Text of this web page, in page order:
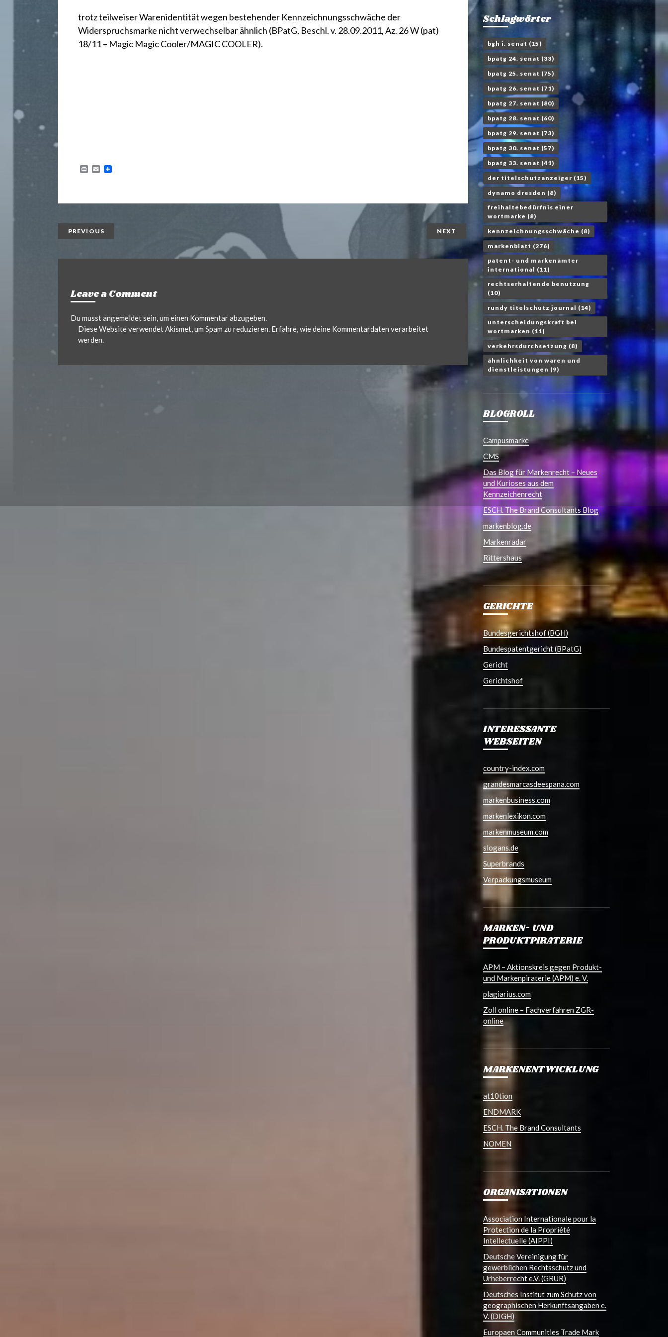
d
trotz teilweiser Warenidentität wegen bestehender Kennzeichnungsschwäche der
Widerspruchsmarke nicht verwechselbar ähnlich (BPatG, Beschl. v. 28.09.2011, Az. 26 W (pat)
18/11 – Magic Magic Cooler/MAGIC COOLER).
E
PREVIOUS NEXT
Leave a Comment
Du musstangemeldetsein, um einen Kommentar abzugeben.
Diese Website verwendet Akismet, um Spam zu reduzieren. Erfahre, wie deine Kommentardaten verarbeitet
werden.
Schlagwörter
bgh i. senat (15)
bpatg 24. senat (33)
bpatg 25. senat (75)
bpatg 26. senat (71)
bpatg 27. senat (80)
bpatg 28. senat (60)
bpatg 29. senat (73)
bpatg 30. senat (57)
bpatg 33. senat (41)
der titelschutzanzeiger (15)
dynamo dresden (8)
freihaltebedürfnis einer
wortmarke (8)
kennzeichnungsschwäche (8)
markenblatt (276)
patent- und markenämter
international (11)
rechtserhaltende benutzung
(10)
rundy titelschutz journal (14)
unterscheidungskraft bei
wortmarken (11)
verkehrsdurchsetzung (8)
ähnlichkeit von waren und
dienstleistungen (9)
BLOGROLL
Campusmarke
CMS
Das Blog für Markenrecht – Neues
und Kurioses aus dem
Kennzeichenrecht
ESCH. The Brand Consultants Blog
markenblog.de
Markenradar
Rittershaus
GERICHTE
Bundesgerichtshof (BGH)
Bundespatentgericht (BPatG)
Gericht
Gerichtshof
INTERESSANTE
WEBSEITEN
country-index.com
grandesmarcasdeespana.com
markenbusiness.com
markenlexikon.com
markenmuseum.com
slogans.de
Superbrands
Verpackungsmuseum
MARKEN- UND
PRODUKTPIRATERIE
APM – Aktionskreis gegen Produkt-
und Markenpiraterie (APM) e. V.
plagiarius.com
Zoll online – Fachverfahren ZGR-
online
MARKENENTWICKLUNG
at10tion
ENDMARK
ESCH. The Brand Consultants
NOMEN
ORGANISATIONEN
Association Internationale pour la
Protection de la Propriété
Intellectuelle (AIPPI)
Deutsche Vereinigung für
gewerblichen Rechtsschutz und
Urheberrecht e.V. (GRUR)
Deutsches Institut zum Schutz von
geographischen Herkunftsangaben e.
V. (DIGH)
Europaen Communities Trade Mark